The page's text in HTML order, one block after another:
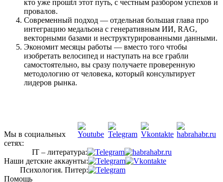
кто уже прошtл этот путь, с честным разбором успехов и
провалов.
Современный подход — отдельная большая глава про
интеграцию медальона с генеративным ИИ, RAG,
векторными базами и неструктурированными данными.
Экономит месяцы работы — вместо того чтобы
изобретать велосипед и наступать на все грабли
самостоятельно, вы сразу получаете проверенную
методологию от человека, который консультирует
лидеров рынка.
Мы в социальных
сетях:
IT – литература:
Наши детские аккаунты:
Психология. Питер:
Помощь